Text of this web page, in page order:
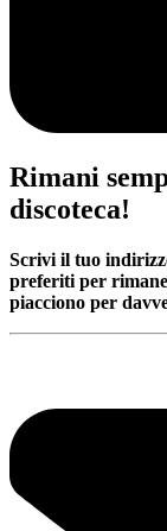
Rimani
discoteca!
Scrivi il tuo
preferiti per
piacciono per